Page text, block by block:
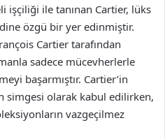
işçiliği ile tanınan Cartier, lüks
özgü bir yer edinmiştir.
Cartier tarafından
sadece mücevherlerle
başarmıştır. Cartier’in
simgesi olarak kabul edilirken,
vazgeçilmez